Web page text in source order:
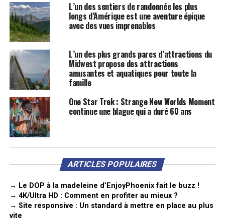
L’un des sentiers de randonnée les plus
longs d’Amérique est une aventure épique
avec des vues imprenables
L’un des plus grands parcs d’attractions du
Midwest propose des attractions
amusantes et aquatiques pour toute la
famille
One Star Trek : Strange New Worlds Moment
continue une blague qui a duré 60 ans
ARTICLES POPULAIRES
→ Le DOP à la madeleine d’EnjoyPhoenix fait le buzz !
→ 4K/Ultra HD : Comment en profiter au mieux ?
→ Site responsive : Un standard à mettre en place au plus
vite